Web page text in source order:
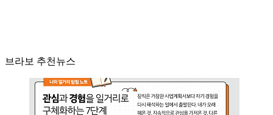
브라보 추천뉴스